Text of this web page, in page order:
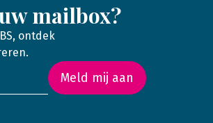
mailbox?
ontdek
Meld mij aan